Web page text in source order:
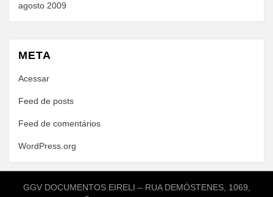
agosto 2009
META
Acessar
Feed de posts
Feed de comentários
WordPress.org
GGV DOCUMENTOS EIRELI – RUA DEMÓSTENES, 1069,